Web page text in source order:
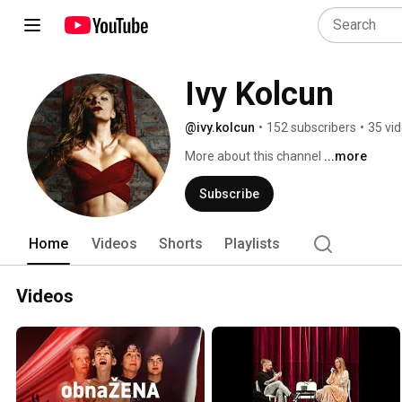
Ivy Kolcun
@ivy.kolcun • 152 subscribers • 35
More about this channel ...more
Subscribe
Home Videos Shorts Playlists
Videos